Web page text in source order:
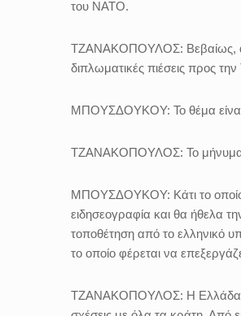
του ΝΑΤΟ.
ΤΖΑΝΑΚΟΠΟΥΛΟΣ: Βεβαίως,
διπλωματικές πιέσεις προς την
ΜΠΟΥΣΔΟΥΚΟΥ: Το θέμα
ΤΖΑΝΑΚΟΠΟΥΛΟΣ: Το
ΜΠΟΥΣΔΟΥΚΟΥ: Κάτι το
ειδησεογραφία και θα ήθελα
τοποθέτηση από το ελληνικό
το οποίο φέρεται να
ΤΖΑΝΑΚΟΠΟΥΛΟΣ: Η Ελλάδα